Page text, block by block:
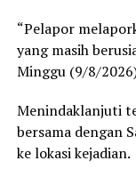
“Pelapor
yang masih
Minggu (9/8/
Menindaklanjuti
bersama dengan
ke lokasi kejadian.